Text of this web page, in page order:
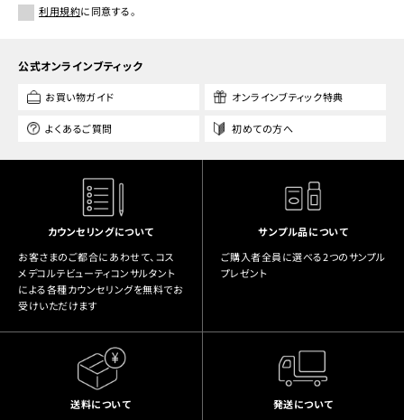
利用規約に同意する。
公式オンラインブティック
お買い物ガイド オンラインブティック特典
よくあるご質問 初めての方へ
カウンセリングについて
お客さまのご都合にあわせて、コス
メデコルテビューティコンサルタント
による各種カウンセリングを無料でお
受けいただけます
サンプル品について
ご購入者全員に選べる2つのサンプル
プレゼント
送料について
発送について